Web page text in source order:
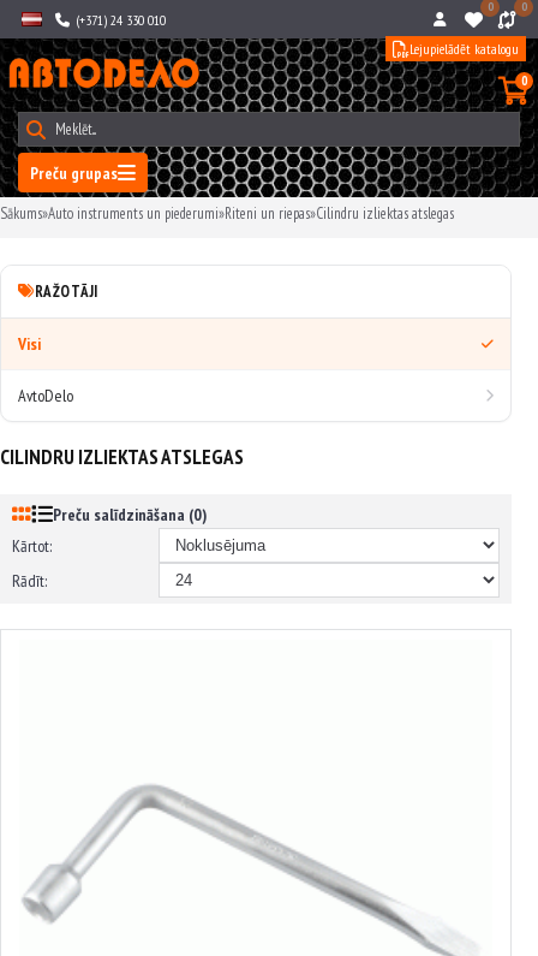
(+371) 24 330 010
0 0
Preču grupas
0
Lejupielādēt katalogu
Sākums»Auto instruments un piederumi»Riteni un riepas»Cilindru izliektas atslegas
RAŽOTĀJI
Visi
AvtoDelo
CILINDRU IZLIEKTAS ATSLEGAS
Preču salīdzināšana (0)
Kārtot:
Rādīt: